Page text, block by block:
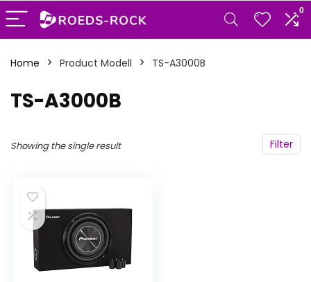
0
Home Product Modell ‎TS-A3000B
‎TS-A3000B
Filter
Showing the single result